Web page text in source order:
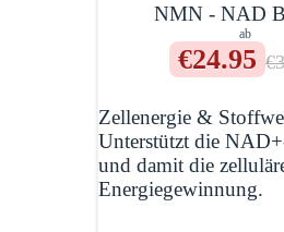
NMN - NAD
ab
€24.95
Zellenergie &
Unterstützt die
und damit die
Energiegewinnung.